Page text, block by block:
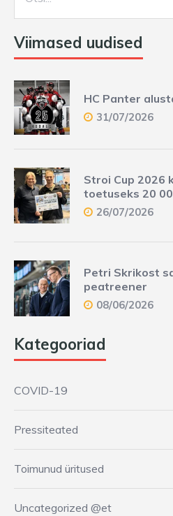
Viimased uudised
HC Panter
31/07/2026
Stroi Cup 2026
toetuseks 20
26/07/2026
Petri Skrikost
peatreener
08/06/2026
Kategooriad
COVID-19
Pressiteated
Toimunud üritused
Uncategorized @et